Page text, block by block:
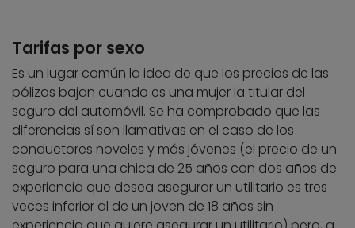
Tarifas por sexo
Es un lugar común la idea de que los precios de las
pólizas bajan cuando es una mujer la titular del
seguro del automóvil. Se ha comprobado que las
diferencias sí son llamativas en el caso de los
conductores noveles y más jóvenes (el precio de un
seguro para una chica de 25 años con dos años de
experiencia que desea asegurar un utilitario es tres
veces inferior al de un joven de 18 años sin